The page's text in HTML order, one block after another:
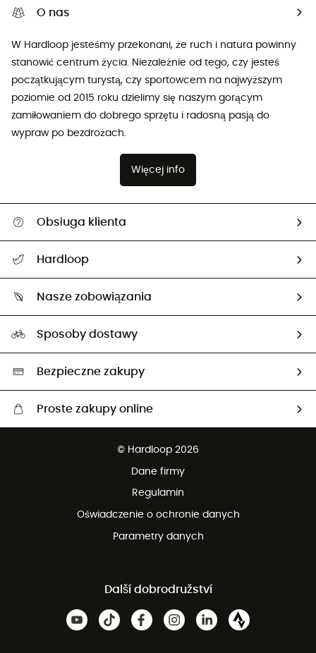
O nas
W Hardloop jesteśmy przekonani, że ruch i natura powinny
stanowić centrum życia. Niezależnie od tego, czy jesteś
początkującym turystą, czy sportowcem na najwyższym
poziomie od 2015 roku dzielimy się naszym gorącym
zamiłowaniem do dobrego sprzętu i radosną pasją do
wypraw po bezdrożach.
Więcej info
Obsługa klienta
Zwrot artykułów i zwrot środków
Hardloop
Ambasadorzy
Nasze zobowiązania
Wybrane produkty eko
Sposoby dostawy
Bezpieczne zakupy
Proste zakupy online
© Hardloop 2026
Dane firmy
Regulamin
Oświadczenie o ochronie danych
Parametry danych
Další dobrodružství